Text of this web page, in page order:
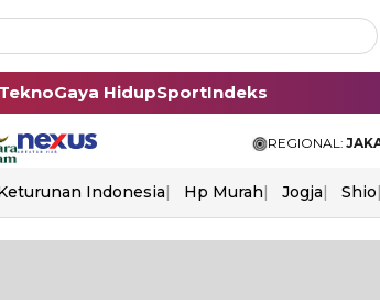
TeknoGaya HidupSportIndeks
REGIONAL:
Indonesia Hp Murah Jogja Shio